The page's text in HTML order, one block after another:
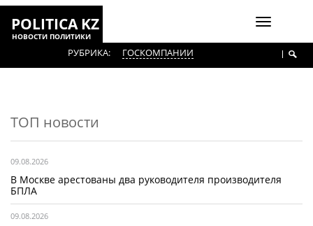
Включить
POLITICA KZ
НОВОСТИ ПОЛИТИКИ
РУБРИКА: ГОСКОМПАНИИ
ТОП новости
09.08.2026
В Москве арестованы два руководителя производителя
БПЛА
09.08.2026